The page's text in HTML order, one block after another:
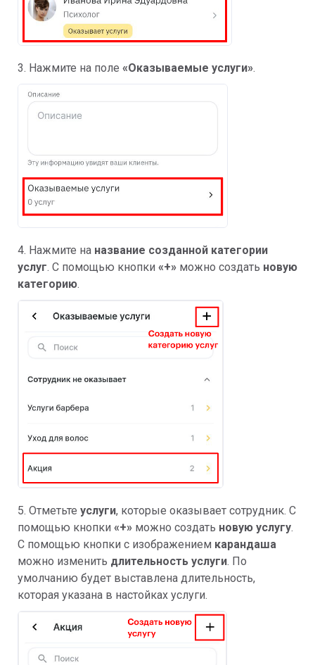
3. Нажмите на поле «Оказываемые услуги».
4. Нажмите на название созданной категории
услуг. С помощью кнопки «+» можно создать новую
категорию.
5. Отметьте услуги, которые оказывает сотрудник. С
помощью кнопки «+» можно создать новую услугу.
С помощью кнопки с изображением карандаша
можно изменить длительность услуги. По
умолчанию будет выставлена длительность,
которая указана в настойках услуги.